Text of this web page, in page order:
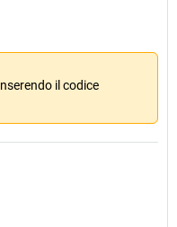
il codice